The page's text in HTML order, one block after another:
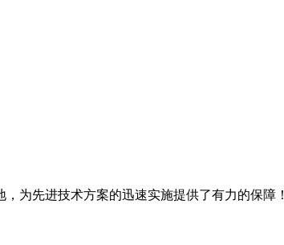
为先进技术方案的迅速实施提供了有力的保障！